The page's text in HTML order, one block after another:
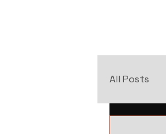
All Posts